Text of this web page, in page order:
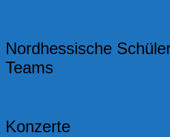
Nordhessische
Teams
Konzerte